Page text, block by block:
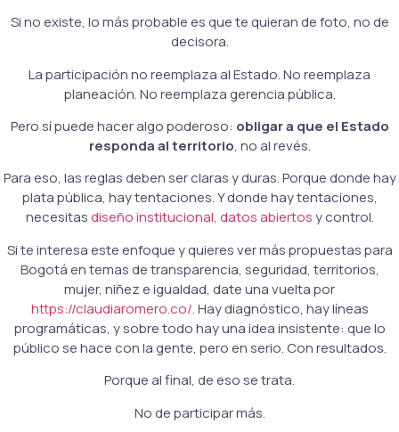
Si no existe, lo más probable es que te quieran de foto, no de
decisora.
La participación no reemplaza al Estado. No reemplaza
planeación. No reemplaza gerencia pública.
Pero sí puede hacer algo poderoso: obligar a que el Estado
responda al territorio, no al revés.
Para eso, las reglas deben ser claras y duras. Porque donde hay
plata pública, hay tentaciones. Y donde hay tentaciones,
necesitasdiseño institucional, datos abiertosy control.
Si te interesa este enfoque y quieres ver más propuestas para
Bogotá en temas de transparencia, seguridad, territorios,
mujer, niñez e igualdad, date una vuelta por
https://claudiaromero.co/. Hay diagnóstico, hay líneas
programáticas, y sobre todo hay una idea insistente: que lo
público se hace con la gente, pero en serio. Con resultados.
Porque al final, de eso se trata.
No de participar más.